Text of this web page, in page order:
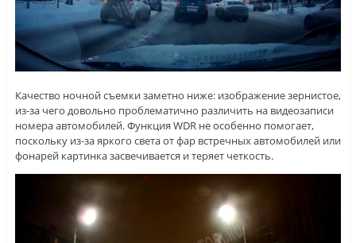
Качество ночной съемки заметно ниже: изображение зернистое,
из-за чего довольно проблематично различить на видеозаписи
номера автомобилей. Функция WDR не особенно помогает,
поскольку из-за яркого света от фар встречных автомобилей или
фонарей картинка засвечивается и теряет четкость.